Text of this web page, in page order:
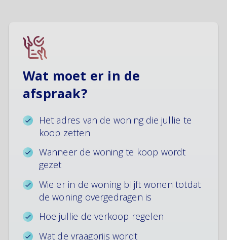
Wat moet er in de
afspraak?
Het adres van de woning die jullie te
koop zetten
Wanneer de woning te koop wordt
gezet
Wie er in de woning blijft wonen totdat
de woning overgedragen is
Hoe jullie de verkoop regelen
Wat de vraagprijs wordt